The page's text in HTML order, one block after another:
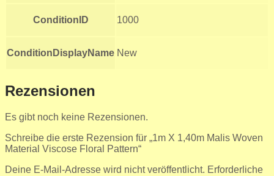
ConditionID 1000
ConditionDisplayName New
Rezensionen
Es gibt noch keine Rezensionen.
Schreibe die erste Rezension für „1m X 1,40m Malis Woven
Material Viscose Floral Pattern“
Deine E-Mail-Adresse wird nicht veröffentlicht. Erforderliche